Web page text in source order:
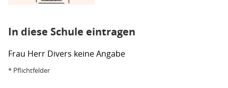
In diese Schule eintragen
Frau Herr Divers keine Angabe
* Pflichtfelder